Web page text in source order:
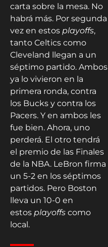
carta sobre la mesa. No
habrá más. Por segunda
vez en estos playoffs,
tanto Celtics como
Cleveland llegan a un
séptimo partido. Ambos
ya lo vivieron en la
primera ronda, contra
los Bucks y contra los
Pacers. Y en ambos les
fue bien. Ahora, uno
perderá. El otro tendrá
el premio de las Finales
de la NBA. LeBron firma
un 5-2 en los séptimos
partidos. Pero Boston
lleva un 10-0 en
estos playoffs como
local.